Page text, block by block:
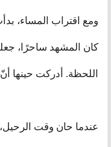
ومع اقتراب المساء،
كان المشهد ساحرًا،
اللحظة. أدركت حينها
عندما حان وقت الرحيل،